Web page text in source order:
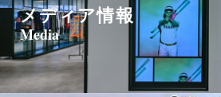
メディア情報
Media